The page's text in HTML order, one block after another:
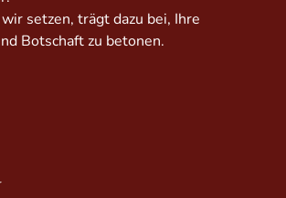
setzen, trägt dazu bei, Ihre
Botschaft zu betonen.